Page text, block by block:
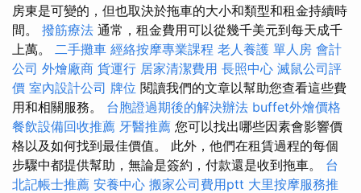
房東是可變的，但也取決於拖車的大小和類型和租金持續時
間。 撥筋療法 通常，租金費用可以從幾千美元到每天成千
上萬。 二手攤車 經絡按摩專業課程 老人養護 單人房 會計
公司 外燴廠商 貨運行 居家清潔費用 長照中心 滅鼠公司評
價 室內設計公司 牌位 閱讀我們的文章以幫助您查看這些費
用和相關服務。 台胞證過期後的解決辦法 buffet外燴價格
餐飲設備回收推薦 牙醫推薦 您可以找出哪些因素會影響價
格以及如何找到最佳價值。 此外，他們在租賃過程的每個
步驟中都提供幫助，無論是簽約，付款還是收到拖車。 台
北記帳士推薦 安養中心 搬家公司費用ptt 大里按摩服務推